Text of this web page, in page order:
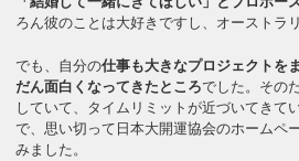
ろん彼のことは大好きですし、オーストラ
でも、自分の仕事も大きなプロジェクトを
だん面白くなってきたところでした。その
していて、タイムリミットが近づいてきて
で、思い切って日本大開運協会のホームペ
みました。